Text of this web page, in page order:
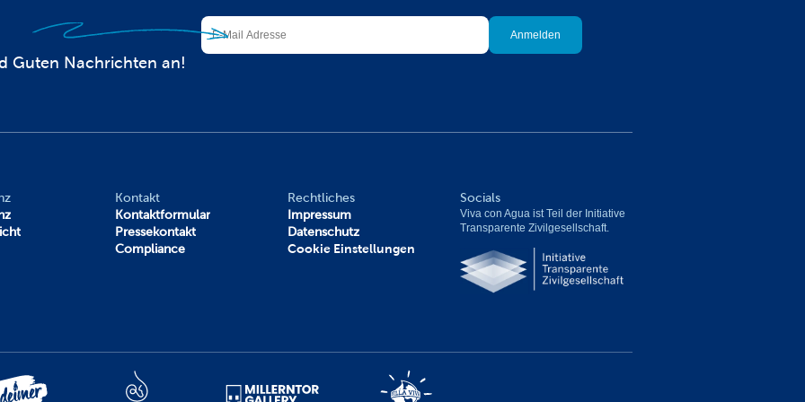
Guten Nachrichten an!
Kontakt
Kontaktformular
Pressekontakt
Compliance
Rechtliches
Impressum
Datenschutz
Cookie Einstellungen
Socials
Viva con Agua ist Teil der Initiative
Transparente Zivilgesellschaft.